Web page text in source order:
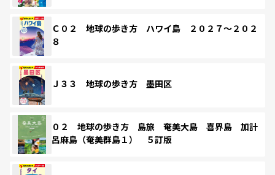
Ｃ０２ 地球の歩き方 ハワイ島 ２０２７～２０２
８
Ｊ３３ 地球の歩き方 墨田区
０２ 地球の歩き方 島旅 奄美大島 喜界島 加計
呂麻島（奄美群島１） ５訂版